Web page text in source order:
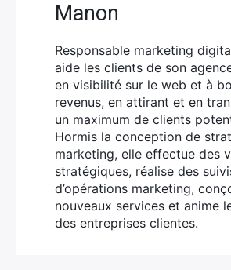
Manon
Responsable marketing
aide les clients de son
en visibilité sur le web et à
revenus, en attirant et en
un maximum de clients
Hormis la conception de
marketing, elle effectue des
stratégiques, réalise des
d’opérations marketing,
nouveaux services et anime
des entreprises clientes.